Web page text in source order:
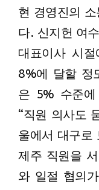
현 경영진의
다. 신지헌 여
대표이사 시
8%에 달할 정
은 5% 수준에
“직원 의사도
울에서 대구로
제주 직원을
와 일절 협의